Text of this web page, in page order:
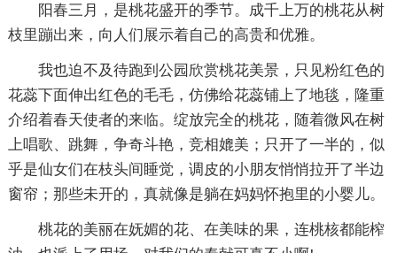
阳春三月，是桃花盛开的季节。成千上万的桃花从树
枝里蹦出来，向人们展示着自己的高贵和优雅。
我也迫不及待跑到公园欣赏桃花美景，只见粉红色的
花蕊下面伸出红色的毛毛，仿佛给花蕊铺上了地毯，隆重
介绍着春天使者的来临。绽放完全的桃花，随着微风在树
上唱歌、跳舞，争奇斗艳，竞相媲美；只开了一半的，似
乎是仙女们在枝头间睡觉，调皮的小朋友悄悄拉开了半边
窗帘；那些未开的，真就像是躺在妈妈怀抱里的小婴儿。
桃花的美丽在妩媚的花、在美味的果，连桃核都能榨